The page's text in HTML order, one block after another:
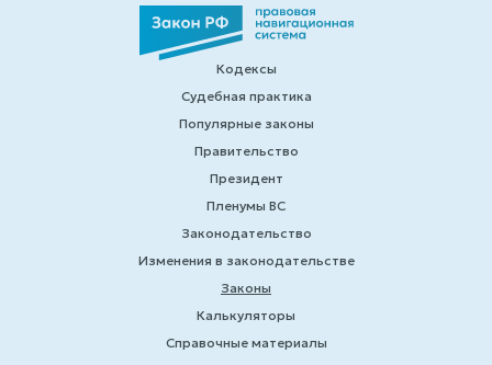
Кодексы
Судебная практика
Популярные законы
Правительство
Президент
Пленумы ВС
Законодательство
Изменения в законодательстве
Законы
Калькуляторы
Справочные материалы